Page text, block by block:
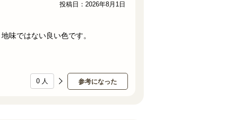
味ではない良い色です。
参考になった
0 人
投稿日：2026年8月1日